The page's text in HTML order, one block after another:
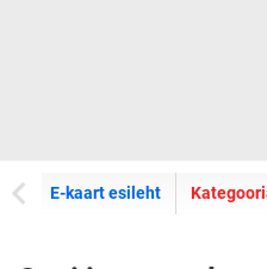
E-kaart esileht E-